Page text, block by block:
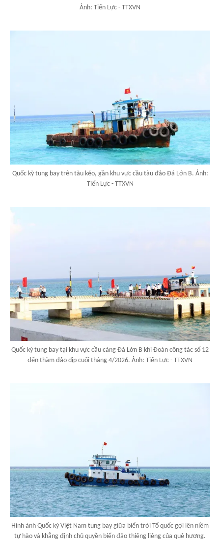
Ảnh: Tiến Lực - TTXVN
Quốc kỳ tung bay trên tàu kéo, gần khu vực cầu tàu đảo Đá Lớn B. Ảnh:
Tiến Lực - TTXVN
Quốc kỳ tung bay tại khu vực cầu cảng Đá Lớn B khi Đoàn công tác số 12
đến thăm đảo dịp cuối tháng 4/2026. Ảnh: Tiến Lực - TTXVN
Hình ảnh Quốc kỳ Việt Nam tung bay giữa biển trời Tổ quốc gợi lên niềm
tự hào và khẳng định chủ quyền biển đảo thiêng liêng của quê hương.